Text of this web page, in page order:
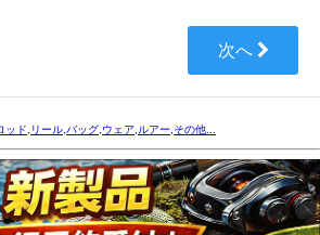
次へ
ッド,リール,バッグ,ウェア,ルアー,その他...